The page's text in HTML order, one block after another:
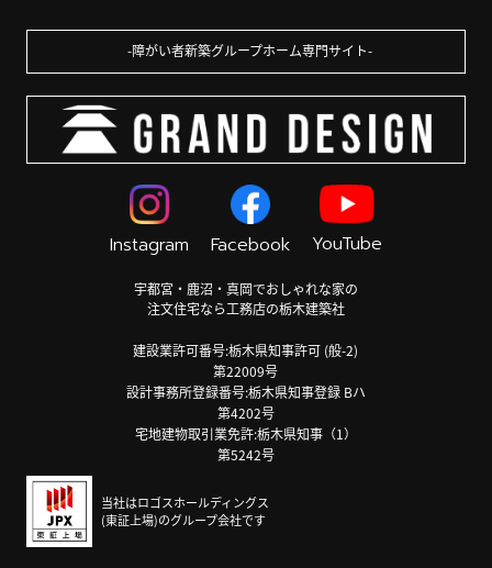
障がい者新築グループホーム専門サイト
Instagram Facebook YouTube
宇都宮・鹿沼・真岡でおしゃれな家の
注文住宅なら工務店の栃木建築社
建設業許可番号:栃木県知事許可 (般-2)
第22009号
設計事務所登録番号:栃木県知事登録 Bハ
第4202号
宅地建物取引業免許:栃木県知事（1）
第5242号
当社はロゴスホールディングス
(東証上場)のグループ会社です